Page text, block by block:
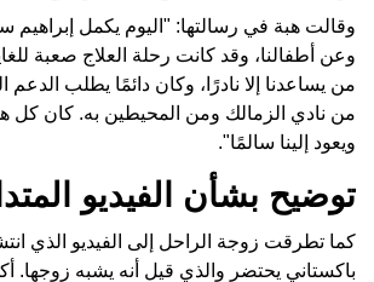
وقالت هبة في رسالتها: "اليوم يكمل إبراهيم
وعن أطفالنا، وقد كانت رحلة العلاج صعبة
من يساعدنا إلا نادرًا، وكان دائمًا يطلب
من نادي الزمالك ومن المحيطين به. كان كل
ويعود إلينا سالمًا".
توضيح بشأن الفيديو
كما تطرقت زوجة الراحل إلى الفيديو الذي
باكستاني يحتضر والذي قيل أنه يشبه زوجها.